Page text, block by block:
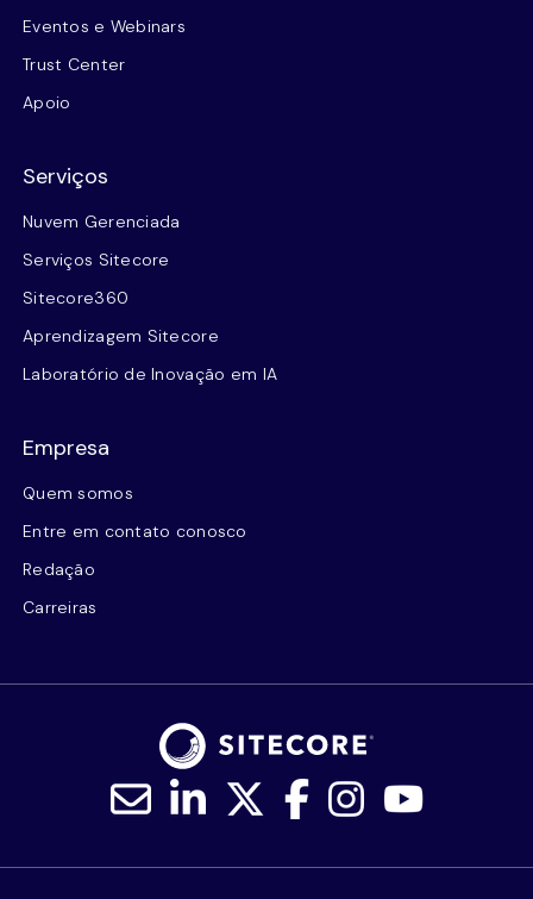
Eventos e Webinars
Trust Center
Apoio
Serviços
Nuvem Gerenciada
Serviços Sitecore
Sitecore360
Aprendizagem Sitecore
Laboratório de Inovação em IA
Empresa
Quem somos
Entre em contato conosco
Redação
Carreiras